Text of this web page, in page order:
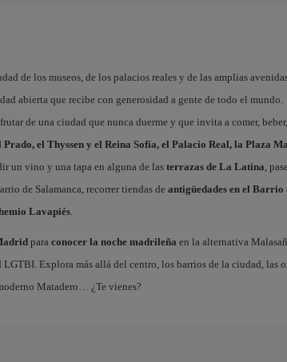
de los museos, de los palacios reales y de las amplias
abierta que recibe con generosidad a gente de todo el mundo.
de una ciudad que nunca duerme y que invita a comer, beber,
Prado, el Thyssen y el Reina Sofía, el Palacio Real, la Plaza
un vino y una tapa en alguna de las terrazas de La Latina,
de Salamanca, recorrer tiendas de antigüedades en el Barrio
Lavapiés.
para conocer la noche madrileña en la alternativa
Explora más allá del centro, los barrios de la ciudad, las
Matadero… ¿Te vienes?